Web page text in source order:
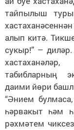
тайпылыш
алып китә.
сукыр!” –
табибларның
даими йөри
“Әнием
һәрвакыт һәм
рәхмәтем